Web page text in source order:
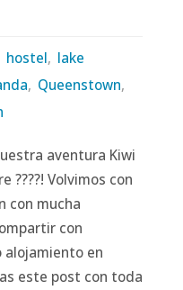
hostel, lake
, Queenstown,
aventura Kiwi
????! Volvimos con
con mucha
con
alojamiento en
este post con toda